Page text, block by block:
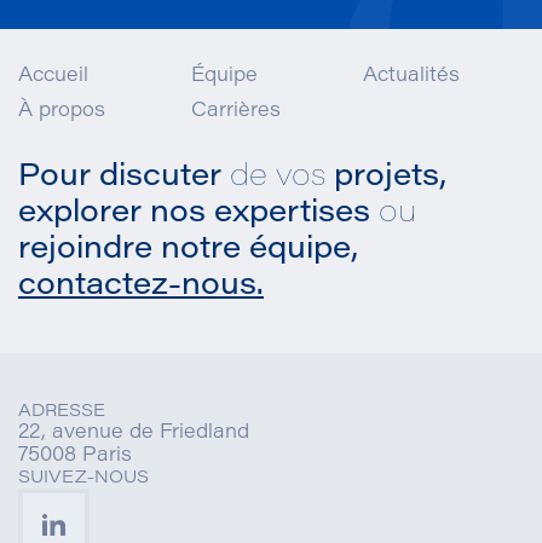
Accueil Équipe
Actualités
À propos
Carrières
Pour discuter de vos projets,
explorer nos expertises ou
rejoindre notre équipe,
contactez-nous.
ADRESSE
22, avenue de Friedland
75008 Paris
SUIVEZ-NOUS